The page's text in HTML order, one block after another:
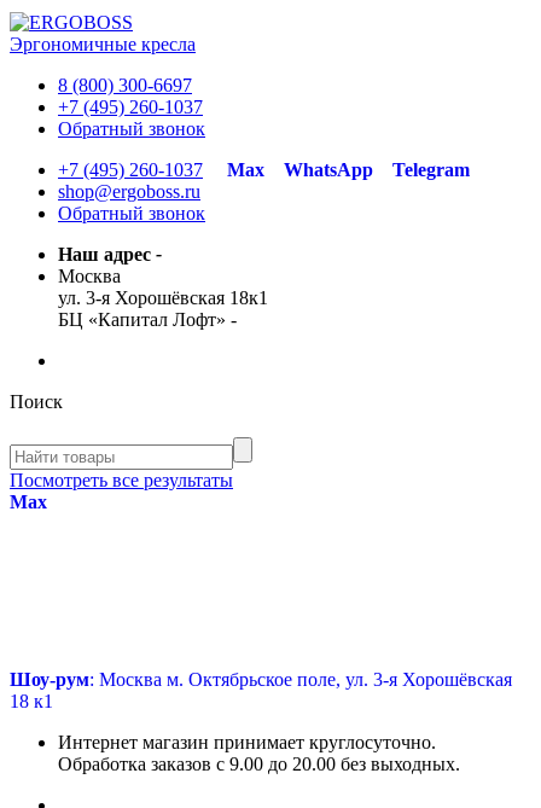
Эргономичные кресла
8 (800) 300-6697
+7 (495) 260-1037
Обратный звонок
+7 (495) 260-1037
Max WhatsApp
Telegram
shop@ergoboss.ru
Обратный звонок
Наш адрес -
Москва
ул. 3-я Хорошёвская 18к1
БЦ «Капитал Лофт» -
Поиск
Посмотреть все результаты
Max
Шоу-рум: Москва м. Октябрьское поле, ул. 3-я Хорошёвская
18 к1
Интернет магазин принимает круглосуточно.
Обработка заказов с 9.00 до 20.00 без выходных.